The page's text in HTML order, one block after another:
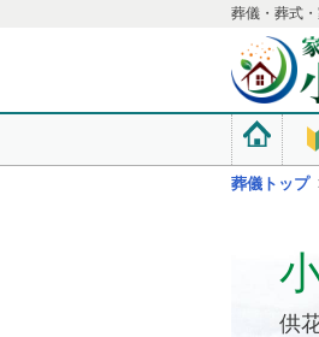
葬儀・葬式
葬儀トップ
供